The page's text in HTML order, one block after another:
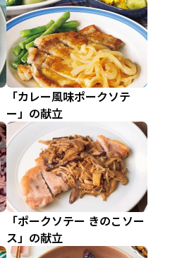
「カレー風味ポークソテ
ー」の献立
「ポークソテー きのこソー
ス」の献立